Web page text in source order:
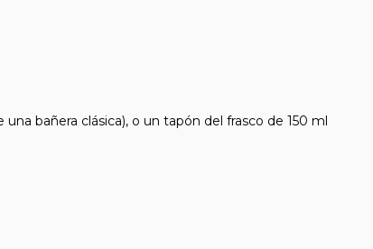
bañera clásica), o un tapón del frasco de 150 ml